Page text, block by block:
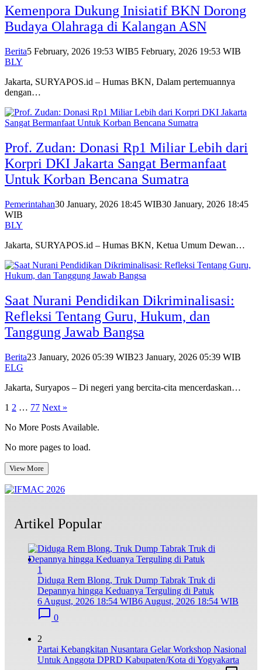
Kemenpora Dukung Inisiatif BKN Dorong
Budaya Olahraga di Kalangan ASN
Berita5 February, 2026 19:53 WIB5 February, 2026 19:53 WIB
BLY
Jakarta, SURYAPOS.id – Humas BKN, Dalam pertemuannya
dengan…
Prof. Zudan: Donasi Rp1 Miliar Lebih dari
Korpri DKI Jakarta Sangat Bermanfaat
Untuk Korban Bencana Sumatra
Pemerintahan30 January, 2026 18:45 WIB30 January, 2026 18:45
WIB
BLY
Jakarta, SURYAPOS.id – Humas BKN, Ketua Umum Dewan…
Saat Nurani Pendidikan Dikriminalisasi:
Refleksi Tentang Guru, Hukum, dan
Tanggung Jawab Bangsa
Berita23 January, 2026 05:39 WIB23 January, 2026 05:39 WIB
ELG
Jakarta, Suryapos – Di negeri yang bercita-cita mencerdaskan…
Posts
pagination
1 2 … 77 Next »
No More Posts Available.
No more pages to load.
View More
Artikel Popular
1
Diduga Rem Blong, Truk Dump Tabrak Truk di
Depannya hingga Keduanya Terguling di Patuk
6 August, 2026 18:54 WIB6 August, 2026 18:54 WIB
0
2
Partai Kebangkitan Nusantara Gelar Workshop Nasional
Untuk Anggota DPRD Kabupaten/Kota di Yogyakarta